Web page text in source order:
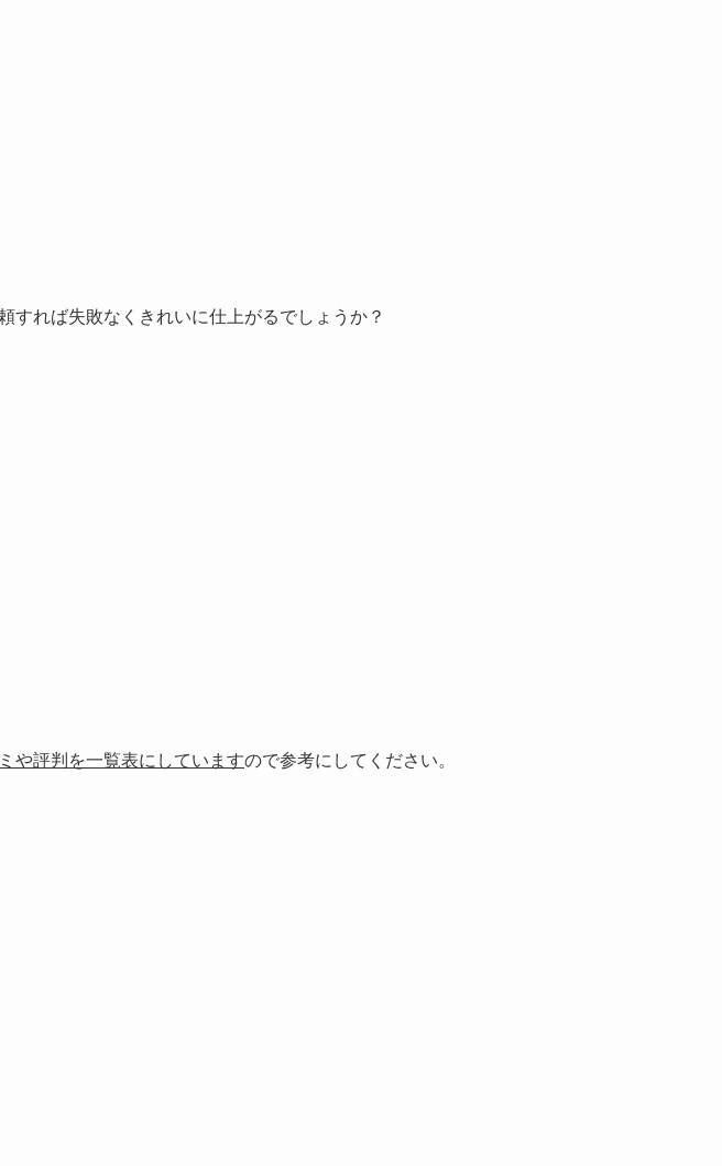
すれば失敗なくきれいに仕上がるでしょうか？
や評判を一覧表にしていますので参考にしてください。